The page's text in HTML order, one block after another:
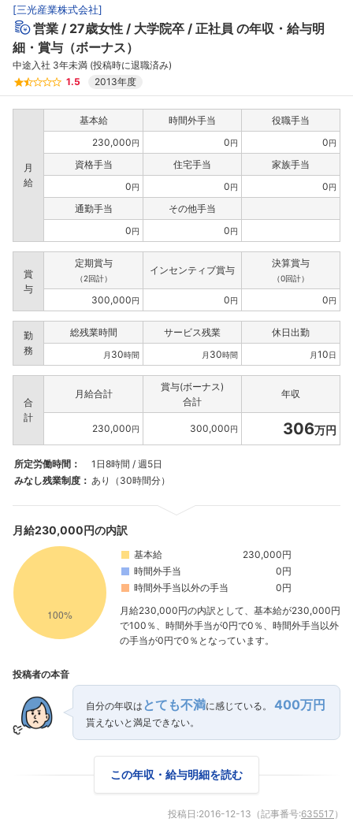
[三光産業株式会社]
営業 27歳女性 大学院卒 正社員 の年収・給与明
細・賞与（ボーナス）
中途入社 3年未満 (投稿時に退職済み)
1.5
2013年度
月
給
基本給 時間外手当
役職手当
230,000円 0円 0円
資格手当 住宅手当
家族手当
0円 0円 0円
通勤手当
その他手当
0円 0円
賞
与
定期賞与
（2回計）
インセンティブ賞与
決算賞与
（0回計）
300,000円 0円 0円
勤
務
総残業時間 サービス残業 休日出勤
月 30時間 月 30時間 月10日
合
計
月給合計
賞与(ボーナス)
合計
年収
230,000円 300,000円 306万円
所定労働時間：
1日8時間 / 週5日
みなし残業制度： あり（30時間分）
月給230,000円の内訳
基本給
230,000円
時間外手当
0円
時間外手当以外の手当
0円
月給230,000円の内訳として、基本給が230,000円
で100％、時間外手当が0円で0％、時間外手当以外
の手当が0円で0％となっています。
投稿者の本音
自分の年収は とても不満に感じている。 400万円
貰えないと満足できない。
この年収・給与明細を読む
投稿日:2016-12-13 （記事番号:635517 ）